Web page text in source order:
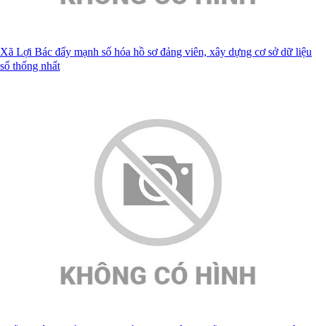
Xã Lợi Bác đẩy mạnh số hóa hồ sơ đảng viên, xây dựng cơ sở dữ liệu
số thống nhất